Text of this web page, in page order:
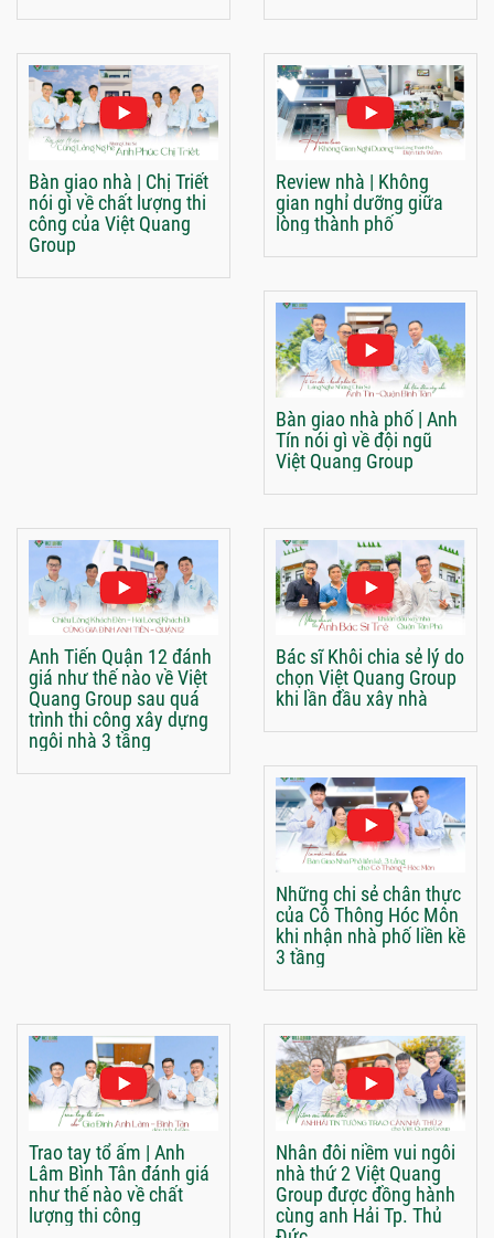
Bàn giao nhà | Chị Triết
nói gì về chất lượng thi
công của Việt Quang
Group
Review nhà | Không
gian nghỉ dưỡng giữa
lòng thành phố
Bàn giao nhà phố | Anh
Tín nói gì về đội ngũ
Việt Quang Group
Anh Tiến Quận 12 đánh
giá như thế nào về Việt
Quang Group sau quá
trình thi công xây dựng
ngôi nhà 3 tầng
Bác sĩ Khôi chia sẻ lý do
chọn Việt Quang Group
khi lần đầu xây nhà
Những chi sẻ chân thực
của Cô Thông Hóc Môn
khi nhận nhà phố liền kề
3 tầng
Trao tay tổ ấm | Anh
Lâm Bình Tân đánh giá
như thế nào về chất
lượng thi công
Nhân đôi niềm vui ngôi
nhà thứ 2 Việt Quang
Group được đồng hành
cùng anh Hải Tp. Thủ